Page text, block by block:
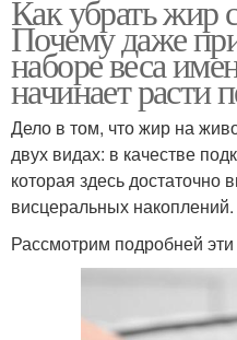
Как убрать жир
Почему даже
наборе веса
начинает расти
Дело в том, что жир на
двух видах: в качестве
которая здесь
висцеральных накоплений.
Рассмотрим подробней